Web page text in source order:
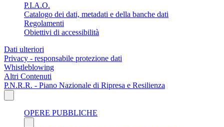
P.I.A.O.
Catalogo dei dati, metadati e della banche dati
Regolamenti
Obiettivi di accessibilità
Dati ulteriori
Privacy - responsabile protezione dati
Whistleblowing
Altri Contenuti
P.N.R.R. - Piano Nazionale di Ripresa e Resilienza
OPERE PUBBLICHE